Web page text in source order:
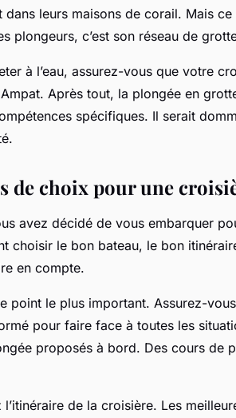
dans leurs maisons de corail. Mais
plongeurs, c’est son réseau de
à l’eau, assurez-vous que votre
Après tout, la plongée en
spécifiques. Il serait
de choix pour une
avez décidé de vous embarquer
choisir le bon bateau, le bon
en compte.
point le plus important. Assurez-
pour faire face à toutes les
proposés à bord. Des cours de
l’itinéraire de la croisière. Les